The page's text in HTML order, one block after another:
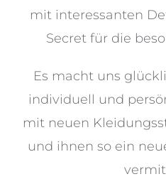
mit interessanten
Secret für die
Es macht uns
individuell und
mit neuen
und ihnen so ein